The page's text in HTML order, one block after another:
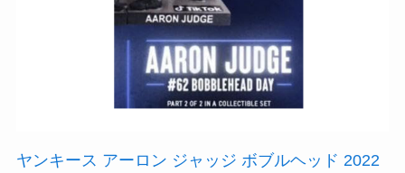
ヤンキース アーロン ジャッジ ボブルヘッド 2022